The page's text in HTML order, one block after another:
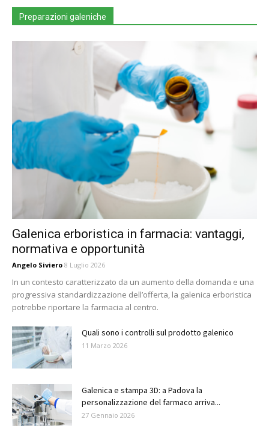
Preparazioni galeniche
Galenica erboristica in farmacia: vantaggi,
normativa e opportunità
Angelo Siviero 8 Luglio 2026
In un contesto caratterizzato da un aumento della domanda e una
progressiva standardizzazione dell’offerta, la galenica erboristica
potrebbe riportare la farmacia al centro.
Quali sono i controlli sul prodotto galenico
11 Marzo 2026
Galenica e stampa 3D: a Padova la
personalizzazione del farmaco arriva...
27 Gennaio 2026